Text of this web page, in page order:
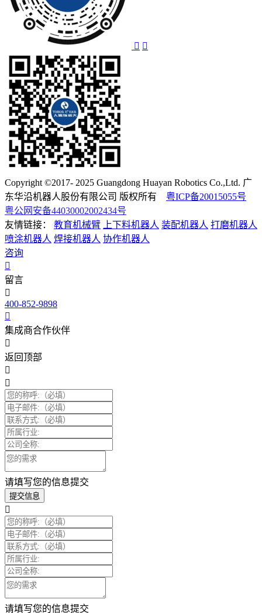
Copyright ©2017- 2025 Guangdong Huayan Robotics Co.,Ltd. 广
东华沿机器人股份有限公司 版权所有 粤ICP备20015055号
粤公网安备44030002002434号
友情链接：
教育机械臂 上下料机器人 装配机器人 打磨机器人
喷涂机器人 焊接机器人 协作机器人
咨询
留言
400-852-9898
集成商合作伙伴
返回顶部
请填写您的信息提交
提交信息
请填写您的信息提交